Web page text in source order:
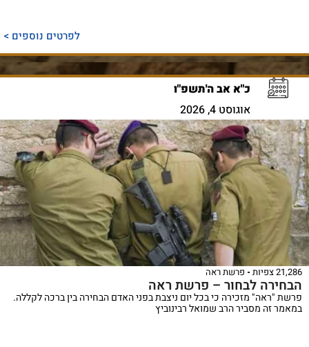
לפרטים נוספים >
כ"א אב ה'תשפ"ו
אוגוסט 4, 2026
21,286 צפיות פרשת ראה
הבחירה לבחור – פרשת ראה
פרשת "ראה" מזכירה כי בכל יום ניצבת בפני האדם הבחירה בין ברכה לקללה.
במאמר זה מסביר הרב שמואל רבינוביץ